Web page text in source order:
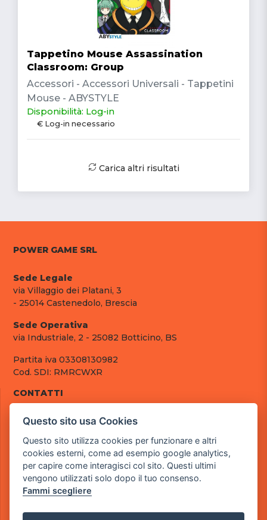
Tappetino Mouse Assassination
Classroom: Group
Accessori - Accessori Universali - Tappetini
Mouse - ABYSTYLE
Disponibilità: Log-in
€ Log-in necessario
Carica altri risultati
POWER GAME SRL
Sede Legale
via Villaggio dei Platani, 3
- 25014 Castenedolo, Brescia
Sede Operativa
via Industriale, 2 - 25082 Botticino, BS
Partita iva 03308130982
Cod. SDI: RMRCWXR
CONTATTI
tel.: +39 030 376 2377
pec: powergamesrl@legalmail.it
LINK UTILI
Chi siamo
Informazioni generali
Questo sito usa Cookies
Questo sito utilizza cookies per funzionare e altri
cookies esterni, come ad esempio google analytics,
per capire come interagisci col sito. Questi ultimi
vengono utilizzati solo dopo il tuo consenso.
Fammi scegliere